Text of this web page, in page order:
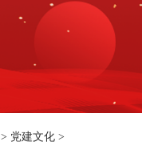
> 党建文化 >